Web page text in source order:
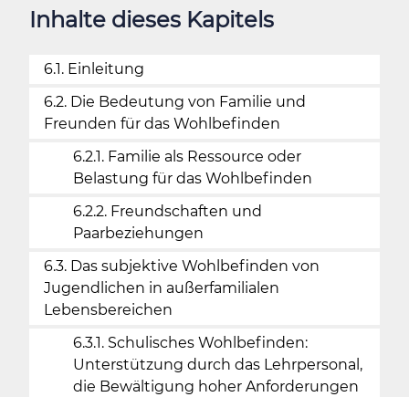
Inhalte dieses Kapitels
6.1. Einleitung
6.2. Die Bedeutung von Familie und
Freunden für das Wohlbefinden
6.2.1. Familie als Ressource oder
Belastung für das Wohlbefinden
6.2.2. Freundschaften und
Paarbeziehungen
6.3. Das subjektive Wohlbefinden von
Jugendlichen in außerfamilialen
Lebensbereichen
6.3.1. Schulisches Wohlbefinden:
Unterstützung durch das Lehrpersonal,
die Bewältigung hoher Anforderungen